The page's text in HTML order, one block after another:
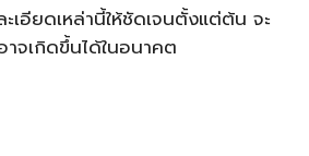
ะเอียดเหล่านี้ให้ชัดเจนตั้งแต่ต้น จะ
จเกิดขึ้นได้ในอนาคต